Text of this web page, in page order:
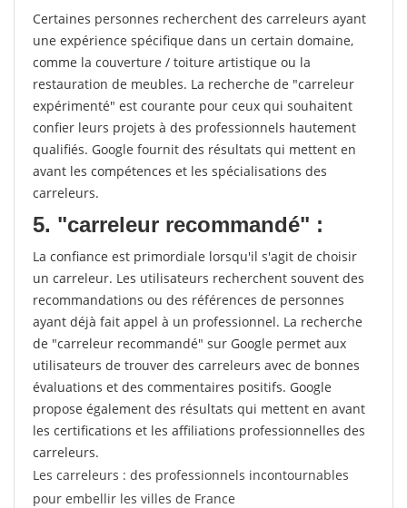
Certaines personnes recherchent des carreleurs ayant
une expérience spécifique dans un certain domaine,
comme la couverture / toiture artistique ou la
restauration de meubles. La recherche de "carreleur
expérimenté" est courante pour ceux qui souhaitent
confier leurs projets à des professionnels hautement
qualifiés. Google fournit des résultats qui mettent en
avant les compétences et les spécialisations des
carreleurs.
5. "carreleur recommandé" :
La confiance est primordiale lorsqu'il s'agit de choisir
un carreleur. Les utilisateurs recherchent souvent des
recommandations ou des références de personnes
ayant déjà fait appel à un professionnel. La recherche
de "carreleur recommandé" sur Google permet aux
utilisateurs de trouver des carreleurs avec de bonnes
évaluations et des commentaires positifs. Google
propose également des résultats qui mettent en avant
les certifications et les affiliations professionnelles des
carreleurs.
Les carreleurs : des professionnels incontournables
pour embellir les villes de France